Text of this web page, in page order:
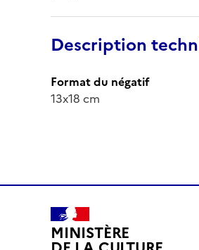
Description
Format du négatif
13x18 cm
MINISTÈRE